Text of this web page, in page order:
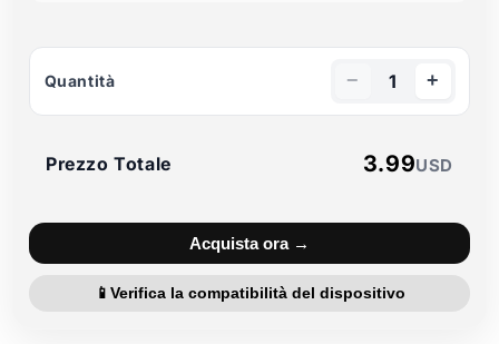
Quantità − 1 +
Prezzo Totale 3.99USD
Acquista ora →
📱 Verifica la compatibilità del dispositivo